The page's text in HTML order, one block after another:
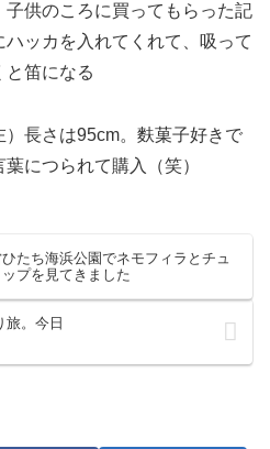
供のころに買ってもらった記
ッカを入れてくれて、吸って
と笛になる
）長さは95cm。麩菓子好きで
につられて購入（笑）
ひたち海浜公園でネモフィラとチュ
プを見てきました
旅。今日